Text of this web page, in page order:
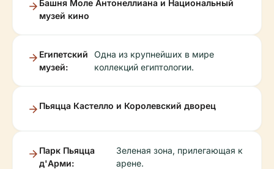
Башня Моле Антонеллиана и Национальный
музей кино
Египетский
музей:
Одна из крупнейших в мире
коллекций египтологии.
Пьяцца Кастелло и Королевский дворец
Парк Пьяцца
д'Арми:
Зеленая зона, прилегающая к
арене.